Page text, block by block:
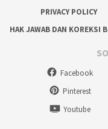
PRIVACY POLICY
HAK JAWAB DAN KOREKSI
Facebook
Pinterest
Youtube